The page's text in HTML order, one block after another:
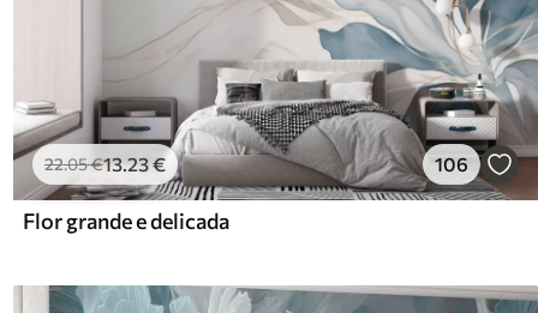
22.05€13.23€ 106
Flor grande e delicada